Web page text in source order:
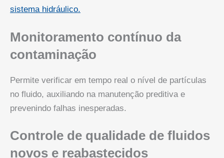
sistema hidráulico.
Monitoramento contínuo da
contaminação
Permite verificar em tempo real o nível de partículas
no fluido, auxiliando na manutenção preditiva e
prevenindo falhas inesperadas.
Controle de qualidade de fluidos
novos e reabastecidos